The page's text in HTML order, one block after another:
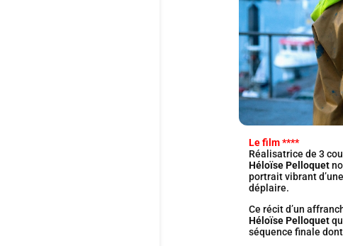
Le film ****
Réalisatrice de 3
Héloïse Pelloquet
portrait vibrant
déplaire.
Ce récit d’un
Héloïse Pelloquet
séquence finale